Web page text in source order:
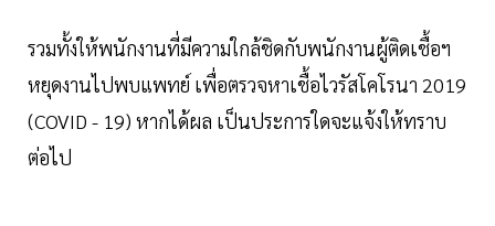
รวมทั้งให้พนักงานที่มีความใกล้ชิดกับพนักงานผู้ติดเชื้อฯ
หยุดงานไปพบแพทย์ เพื่อตรวจหาเชื้อไวรัสโคโรนา 2019
(COVID - 19) หากได้ผล เป็นประการใดจะแจ้งให้ทราบ
ต่อไป